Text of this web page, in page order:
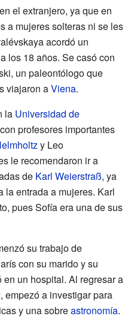
el extranjero, ya que en
a mujeres solteras ni se les
acordó un
los 18 años. Se casó con
un paleontólogo que
viajaron aViena.
la Universidad de
profesores importantes
y Leo
le recomendaron ir a
de Karl Weierstraß, ya
la entrada a mujeres. Karl
pues Sofía era una de sus
su trabajo de
con su marido y su
un hospital. Al regresar a
empezó a investigar para
y una sobreastronomía.